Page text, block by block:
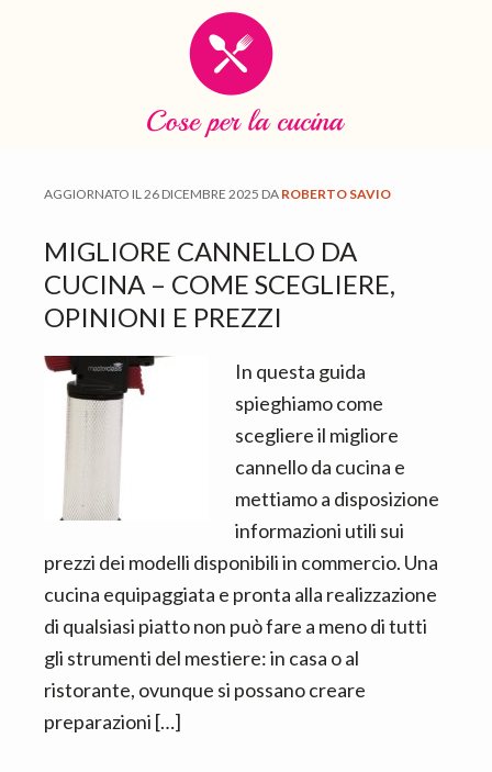
m
a
n
c
o
p
r
m
a
r
b
a
r
f
o
o
t
e
r
AGGIORNATO IL26 DICEMBRE 2025 DA ROBERTO SAVIO
MIGLIORE CANNELLO DA
CUCINA – COME SCEGLIERE,
OPINIONI E PREZZI
In questa guida
spieghiamo come
scegliere il migliore
cannello da cucina e
mettiamo a disposizione
informazioni utili sui
prezzi dei modelli disponibili in commercio. Una
cucina equipaggiata e pronta alla realizzazione
di qualsiasi piatto non può fare a meno di tutti
gli strumenti del mestiere: in casa o al
ristorante, ovunque si possano creare
preparazioni […]